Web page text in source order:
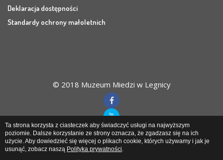
Deklaracja dostępności
Standardy ochrony małoletnich
© 2018 Muzeum Miedzi w Legnicy
Muzeum Miedziw Legnicy
Ta strona korzysta z ciasteczek aby świadczyć usługi na najwyższym
poziomie. Dalsze korzystanie ze strony oznacza, że zgadzasz się na ich
użycie. Aby dowiedzieć się więcej o plikach cookie, których używamy i jak je
usunąć, zobacz naszą Polityka prywatności.